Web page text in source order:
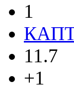
1
11.7
+1